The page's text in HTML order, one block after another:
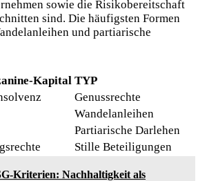
sowie die Risikobereitschaft
sind. Die häufigsten Formen
und partiarische
Kapital TYP
Genussrechte
Wandelanleihen
Partiarische Darlehen
Stille Beteiligungen
Kriterien: Nachhaltigkeit als